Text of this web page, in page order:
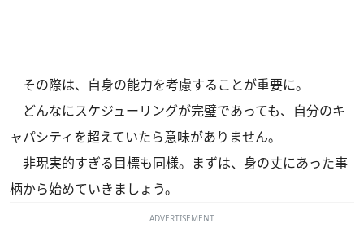
その際は、自身の能力を考慮することが重要に。
どんなにスケジューリングが完璧であっても、自分のキ
ャパシティを超えていたら意味がありません。
非現実的すぎる目標も同様。まずは、身の丈にあった事
柄から始めていきましょう。
ADVERTISEMENT